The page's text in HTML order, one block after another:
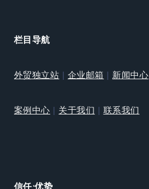
栏目导航
外贸独立站 | 企业邮箱 | 新闻中心
案例中心 | 关于我们 | 联系我们
信任·优势